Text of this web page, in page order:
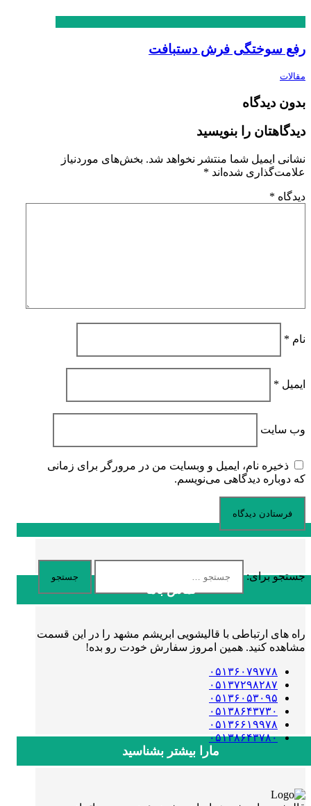
رفع سوختگی فرش دستبافت
مقالات
بدون دیدگاه
دیدگاهتان را بنویسید
نشانی ایمیل شما منتشر نخواهد شد. بخش‌های موردنیاز
علامت‌گذاری شده‌اند *
دیدگاه *
نام *
ایمیل *
وب‌ سایت
ذخیره نام، ایمیل و وبسایت من در مرورگر برای زمانی
که دوباره دیدگاهی می‌نویسم.
جستجو برای:
تماس باما
راه های ارتباطی با قالیشویی ابریشم مشهد را در این قسمت
مشاهده کنید. همین امروز سفارش خودت رو بده!
۰۵۱۳۶۰۷۹۷۷۸
۰۵۱۳۷۲۹۸۲۸۷
۰۵۱۳۶۰۵۳۰۹۵
۰۵۱۳۸۶۴۳۷۳۰
۰۵۱۳۶۶۱۹۹۷۸
۰۵۱۳۸۶۴۳۷۸۰
مارا بیشتر بشناسید